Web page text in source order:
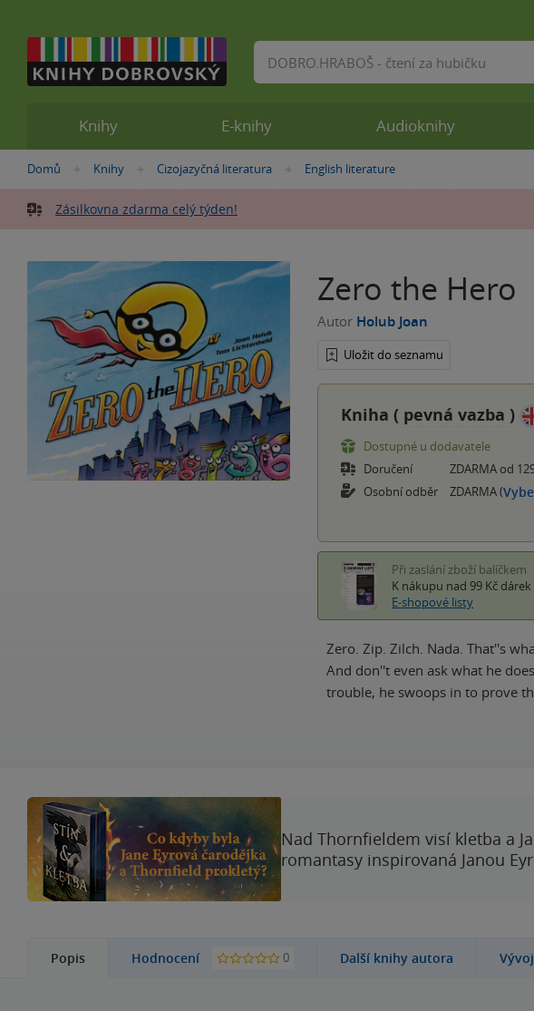
Nacházíte
zde:
Domů »
Knihy »
Cizojazyčná literatura »
English literature
Zásilkovna zdarma celý týden!
Zero the Hero
Autor Holub Joan
Uložit do seznamu
Kniha ( pevná vazba )
Dostupné u dodavatele
Doručení
ZDARMA od
Osobní odběr
ZDARMA (
Při zaslání zboží balíčkem
K nákupu nad 99 Kč
E-shopové listy
Zero. Zip. Zilch. Nada. That''s
And don''t even ask what he
trouble, he swoops in to prove
Nad Thornfieldem visí kletba a
romantasy inspirovaná Janou
Popis Hodnocení 0 Další knihy autora
Knihy E-knihy Audioknihy
Vyhledávání